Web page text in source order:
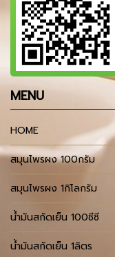
MENU
HOME
สมุนไพรผง 100กรัม
สมุนไพรผง 1กิโลกรัม
น้ำมันสกัดเย็น 100ซีซี
น้ำมันสกัดเย็น 1ลิตร